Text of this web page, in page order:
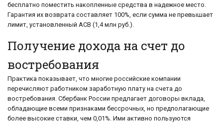
бесплатно поместить накопленные средства в надежное место.
Гарантия их возврата составляет 100%, если сумма не превышает
лимит, установленный АСВ (1,4 млн руб.).
Получение дохода на счет до
востребования
Практика показывает, что многие российские компании
перечисляют работником заработную плату на счета до
востребования. Сбербанк России предлагает договоры вклада,
обладающие всеми признаками бессрочных, но предполагающие
более высокие ставки, чем 0,01%. Ими активно пользуются